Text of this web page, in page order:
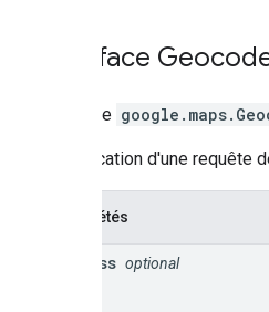
Interface
Interface google.maps.
Spécification d'une requête
Propriétés
address optional